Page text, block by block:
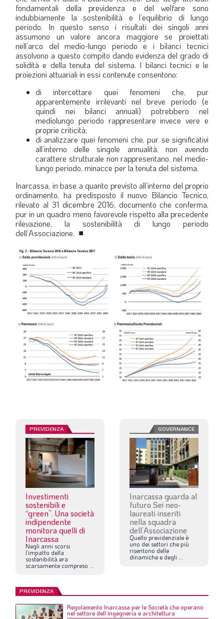
fondamentali della previdenza e del welfare sono
indubbiamente la sostenibilità e l’equilibrio di lungo
periodo. In questo senso i risultati dei singoli anni
assumono un valore ancora maggiore se proiettati
nell’arco del medio-lungo periodo e i bilanci tecnici
assolvono a questo compito dando evidenza del grado di
solidità e della tenuta del sistema. I bilanci tecnici e le
proiezioni attuariali in essi contenute consentono:
di intercettare quei fenomeni che, pur
apparentemente irrilevanti nel breve periodo (e
quindi nei bilanci annuali) potrebbero nel
mediolungo periodo rappresentare invece vere e
proprie criticità;
di analizzare quei fenomeni che, pur se significativi
all’interno delle singole annualità, non avendo
carattere strutturale non rappresentano, nel medio-
lungo periodo, minacce per la tenuta del sistema.
Inarcassa, in base a quanto previsto all’interno del proprio
ordinamento, ha predisposto il nuovo Bilancio Tecnico,
rilevato al 31 dicembre 2016, documento che conferma,
pur in un quadro meno favorevole rispetto alla precedente
rilevazione, la sostenibilità di lungo periodo
dell’Associazione. ■
PREVIDENZA
Investimenti
sostenibili e
“green”. Una società
indipendente
monitora quelli di
Inarcassa
Negli anni scorsi
l’impatto della
sostenibilità era
scarsamente compreso
GOVERNANCE
Inarcassa guarda al
futuro Sei neo-
laureati inseriti
nella squadra
dell’Associazione
Quello previdenziale è
uno dei settori che più
risentono delle
dinamiche e degli
PREVIDENZA
Regolamento Inarcassa per le Società che operano
nel settore dell’ingegneria e architettura